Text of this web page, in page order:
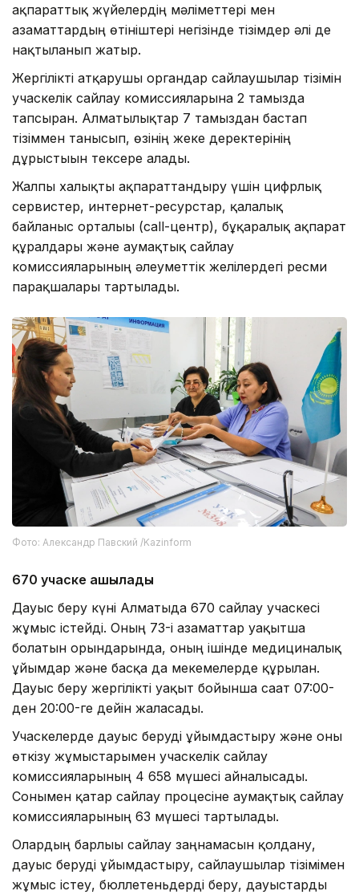
ақпараттық жүйелердің мәліметтері мен
азаматтардың өтініштері негізінде тізімдер әлі де
нақтыланып жатыр.
Жергілікті атқарушы органдар сайлаушылар тізімін
учаскелік сайлау комиссияларына 2 тамызда
тапсырған. Алматылықтар 7 тамыздан бастап
тізіммен танысып, өзінің жеке деректерінің
дұрыстығын тексере алады.
Жалпы халықты ақпараттандыру үшін цифрлық
сервистер, интернет-ресурстар, қалалық
байланыс орталығы (call-центр), бұқаралық ақпарат
құралдары және аумақтық сайлау
комиссияларының әлеуметтік желілердегі ресми
парақшалары тартылады.
Фото: Александр Павский /Kazinform
670 учаске ашылады
Дауыс беру күні Алматыда 670 сайлау учаскесі
жұмыс істейді. Оның 73-і азаматтар уақытша
болатын орындарында, оның ішінде медициналық
ұйымдар және басқа да мекемелерде құрылған.
Дауыс беру жергілікті уақыт бойынша сағат 07:00-
ден 20:00-ге дейін жалғасады.
Учаскелерде дауыс беруді ұйымдастыру және оны
өткізу жұмыстарымен учаскелік сайлау
комиссияларының 4 658 мүшесі айналысады.
Сонымен қатар сайлау процесіне аумақтық сайлау
комиссияларының 63 мүшесі тартылады.
Олардың барлығы сайлау заңнамасын қолдану,
дауыс беруді ұйымдастыру, сайлаушылар тізімімен
жұмыс істеу, бюллетеньдерді беру, дауыстарды